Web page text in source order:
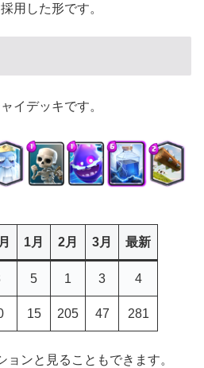
用した形です。
イデッキです。
1月 2月 3月 最新
5 1 3 4
15 205 47 281
ョンと見ることもできます。